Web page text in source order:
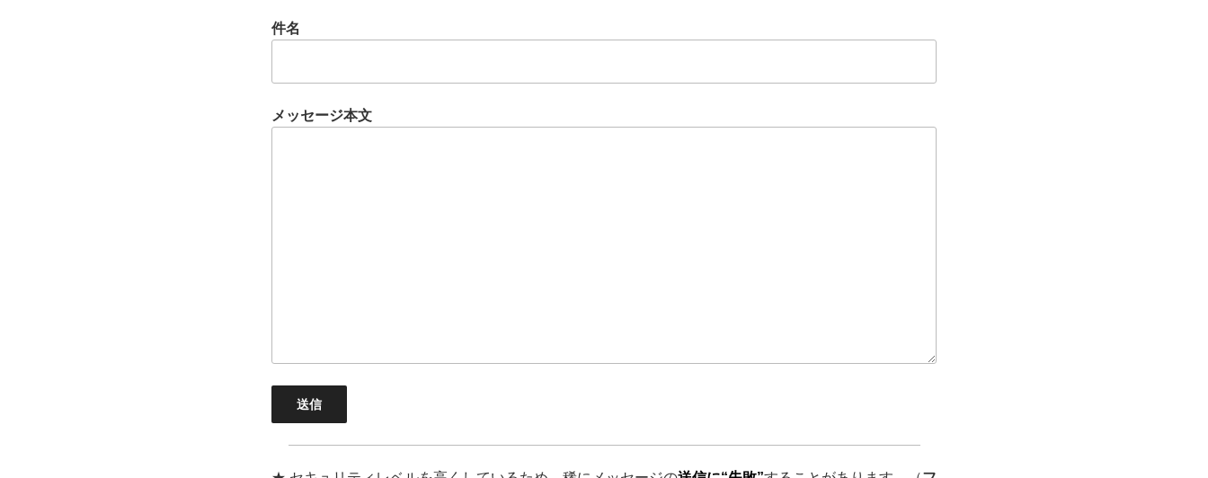
件名
メッセージ本文